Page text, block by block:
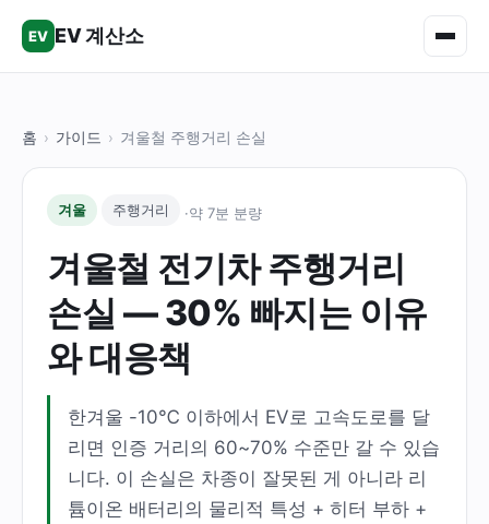
EV EV 계산소
충전시간
총비용
실측 전비
비교
가이드
홈 › 가이드 › 겨울철 주행거리 손실
겨울 주행거리 ·약 7분 분량
겨울철 전기차 주행거리
손실 — 30% 빠지는 이유
와 대응책
한겨울 -10℃ 이하에서 EV로 고속도로를 달
리면 인증 거리의 60~70% 수준만 갈 수 있습
니다. 이 손실은 차종이 잘못된 게 아니라 리
튬이온 배터리의 물리적 특성 + 히터 부하 +